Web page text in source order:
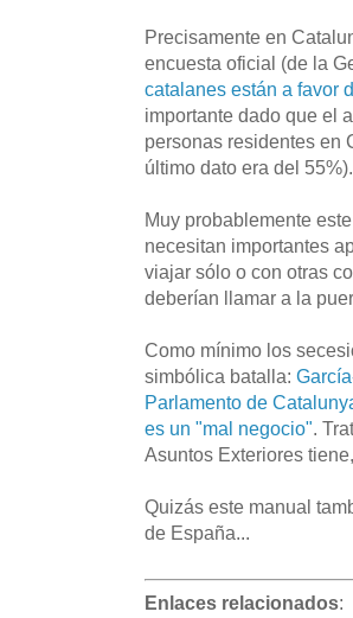
Precisamente en
encuesta oficial (de la
catalanes están a favor
importante dado que el
personas residentes en
último dato era del 55%).
Muy probablemente
necesitan importantes
viajar sólo o con otras
deberían llamar a la
Como mínimo los
simbólica batalla:
Parlamento de
es un "mal negocio".
Asuntos Exteriores
Quizás este manual
de España...
Enlaces relacionados: